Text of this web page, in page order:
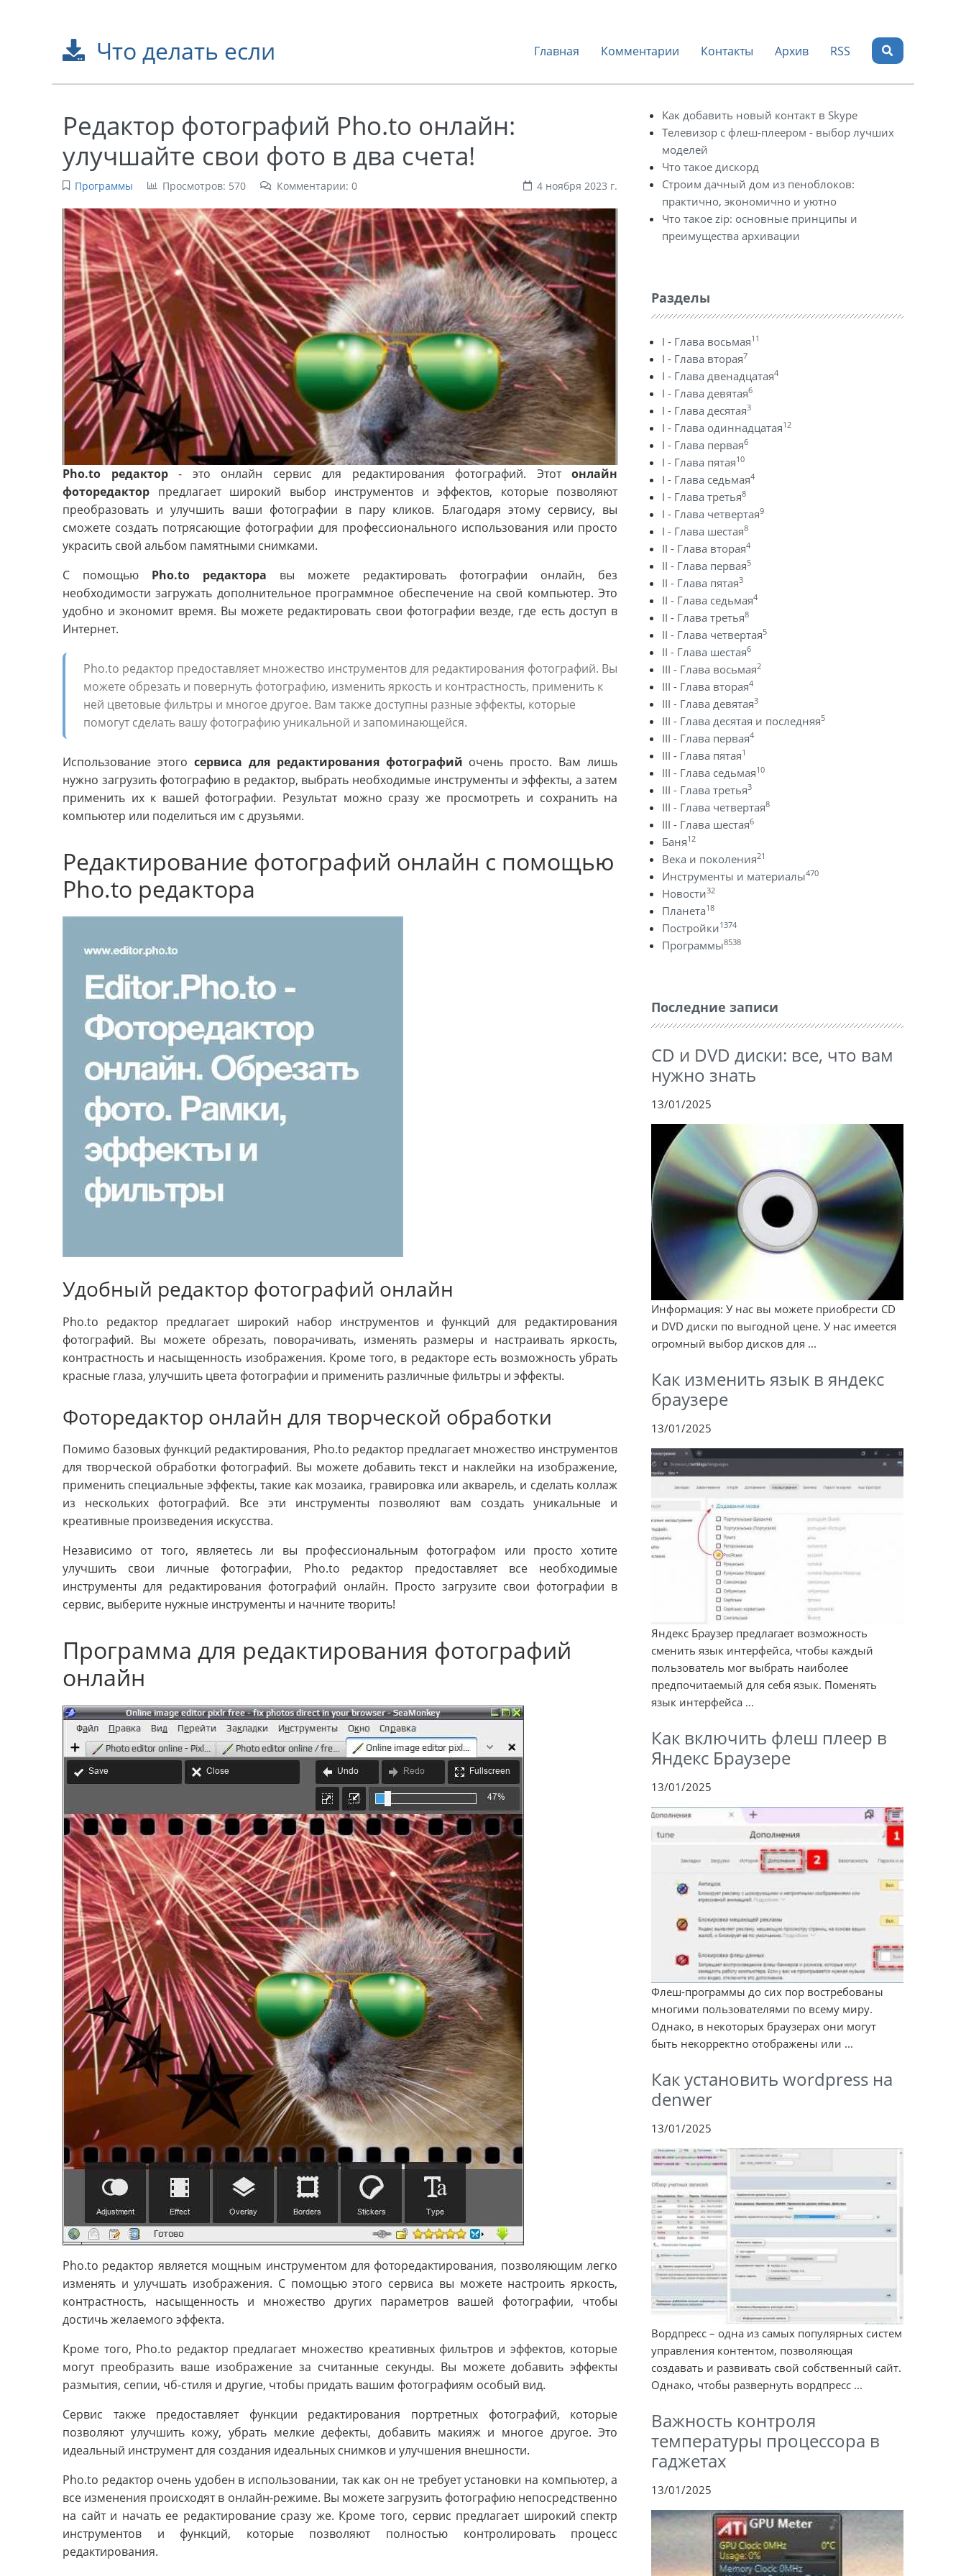
Что делать если Главная Комментарии Контакты Архив RSS
Редактор фотографий Pho.to онлайн:
улучшайте свои фото в два счета!
Программы Просмотров: 570 Комментарии: 0 4 ноября 2023 г.
Pho.to редактор- это онлайн сервис для редактирования фотографий. Этотонлайн
фоторедактор предлагает широкий выбор инструментов и эффектов, которые позволяют
преобразовать и улучшить ваши фотографии в пару кликов. Благодаря этому сервису, вы
сможете создать потрясающие фотографии для профессионального использования или просто
украсить свой альбом памятными снимками.
С помощью Pho.to редактора вы можете редактировать фотографии онлайн, без
необходимости загружать дополнительное программное обеспечение на свой компьютер. Это
удобно и экономит время. Вы можете редактировать свои фотографии везде, где есть доступ в
Интернет.
Pho.to редактор предоставляет множество инструментов для редактирования фотографий. Вы
можете обрезать и повернуть фотографию, изменить яркость и контрастность, применить к
ней цветовые фильтры и многое другое. Вам также доступны разные эффекты, которые
помогут сделать вашу фотографию уникальной и запоминающейся.
Использование этого сервиса для редактирования фотографий очень просто. Вам лишь
нужно загрузить фотографию в редактор, выбрать необходимые инструменты и эффекты, а затем
применить их к вашей фотографии. Результат можно сразу же просмотреть и сохранить на
компьютер или поделиться им с друзьями.
Редактирование фотографий онлайн с помощью
Pho.to редактора
Удобный редактор фотографий онлайн
Pho.to редактор предлагает широкий набор инструментов и функций для редактирования
фотографий. Вы можете обрезать, поворачивать, изменять размеры и настраивать яркость,
контрастность и насыщенность изображения. Кроме того, в редакторе есть возможность убрать
красные глаза, улучшить цвета фотографии и применить различные фильтры и эффекты.
Фоторедактор онлайн для творческой обработки
Помимо базовых функций редактирования, Pho.to редактор предлагает множество инструментов
для творческой обработки фотографий. Вы можете добавить текст и наклейки на изображение,
применить специальные эффекты, такие как мозаика, гравировка или акварель, и сделать коллаж
из нескольких фотографий. Все эти инструменты позволяют вам создать уникальные и
креативные произведения искусства.
Независимо от того, являетесь ли вы профессиональным фотографом или просто хотите
улучшить свои личные фотографии, Pho.to редактор предоставляет все необходимые
инструменты для редактирования фотографий онлайн. Просто загрузите свои фотографии в
сервис, выберите нужные инструменты и начните творить!
Программа для редактирования фотографий
онлайн
Pho.to редактор является мощным инструментом для фоторедактирования, позволяющим легко
изменять и улучшать изображения. С помощью этого сервиса вы можете настроить яркость,
контрастность, насыщенность и множество других параметров вашей фотографии, чтобы
достичь желаемого эффекта.
Кроме того, Pho.to редактор предлагает множество креативных фильтров и эффектов, которые
могут преобразить ваше изображение за считанные секунды. Вы можете добавить эффекты
размытия, сепии, чб-стиля и другие, чтобы придать вашим фотографиям особый вид.
Сервис также предоставляет функции редактирования портретных фотографий, которые
позволяют улучшить кожу, убрать мелкие дефекты, добавить макияж и многое другое. Это
идеальный инструмент для создания идеальных снимков и улучшения внешности.
Pho.to редактор очень удобен в использовании, так как он не требует установки на компьютер, а
все изменения происходят в онлайн-режиме. Вы можете загрузить фотографию непосредственно
на сайт и начать ее редактирование сразу же. Кроме того, сервис предлагает широкий спектр
инструментов и функций, которые позволяют полностью контролировать процесс
редактирования.
Как добавить новый контакт в Skype
Телевизор с флеш-плеером - выбор лучших
моделей
Что такое дискорд
Строим дачный дом из пеноблоков:
практично, экономично и уютно
Что такое zip: основные принципы и
преимущества архивации
Разделы
I - Глава восьмая11
I - Глава вторая7
I - Глава двенадцатая4
I - Глава девятая6
I - Глава десятая3
I - Глава одиннадцатая12
I - Глава первая6
I - Глава пятая10
I - Глава седьмая4
I - Глава третья8
I - Глава четвертая9
I - Глава шестая8
II - Глава вторая4
II - Глава первая5
II - Глава пятая3
II - Глава седьмая4
II - Глава третья8
II - Глава четвертая5
II - Глава шестая6
III - Глава восьмая2
III - Глава вторая4
III - Глава девятая3
III - Глава десятая и последняя5
III - Глава первая4
III - Глава пятая1
III - Глава седьмая10
III - Глава третья3
III - Глава четвертая8
III - Глава шестая6
Баня12
Века и поколения21
Инструменты и материалы470
Новости32
Планета18
Постройки1374
Программы8538
Последние записи
CD и DVD диски: все, что вам
нужно знать
13/01/2025
Информация: У нас вы можете приобрести CD
и DVD диски по выгодной цене. У нас имеется
огромный выбор дисков для ...
Как изменить язык в яндекс
браузере
13/01/2025
Яндекс Браузер предлагает возможность
сменить язык интерфейса, чтобы каждый
пользователь мог выбрать наиболее
предпочитаемый для себя язык. Поменять
язык интерфейса ...
Как включить флеш плеер в
Яндекс Браузере
13/01/2025
Флеш-программы до сих пор востребованы
многими пользователями по всему миру.
Однако, в некоторых браузерах они могут
быть некорректно отображены или ...
Как установить wordpress на
denwer
13/01/2025
Вордпресс – одна из самых популярных систем
управления контентом, позволяющая
создавать и развивать свой собственный сайт.
Однако, чтобы развернуть вордпресс ...
Важность контроля
температуры процессора в
гаджетах
13/01/2025